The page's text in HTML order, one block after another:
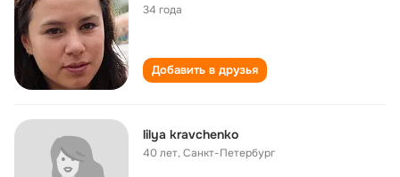
34 года
Добавить в друзья
lilya kravchenko
40 лет,Санкт-Петербург